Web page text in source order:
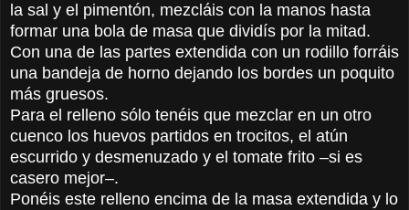
la sal y el pimentón, mezcláis con la manos hasta
formar una bola de masa que dividís por la mitad.
Con una de las partes extendida con un rodillo forráis
una bandeja de horno dejando los bordes un poquito
más gruesos.
Para el relleno sólo tenéis que mezclar en un otro
cuenco los huevos partidos en trocitos, el atún
escurrido y desmenuzado y el tomate frito –si es
casero mejor–.
Ponéis este relleno encima de la masa extendida y lo